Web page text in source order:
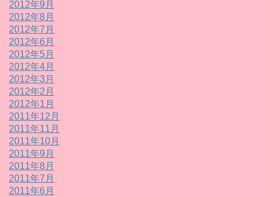
2012年9月
2012年8月
2012年7月
2012年6月
2012年5月
2012年4月
2012年3月
2012年2月
2012年1月
2011年12月
2011年11月
2011年10月
2011年9月
2011年8月
2011年7月
2011年6月